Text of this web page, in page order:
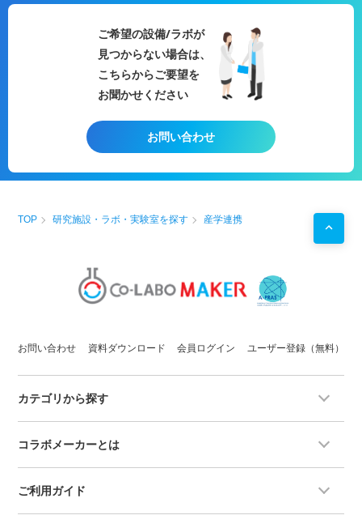
ご希望の設備/ラボが
見つからない場合は、
こちらからご要望を
お聞かせください
お問い合わせ
TOP 研究施設・ラボ・実験室を探す 産学連携
お問い合わせ 資料ダウンロード 会員ログイン ユーザー登録（無料）
カテゴリから探す
コラボメーカーとは
ご利用ガイド